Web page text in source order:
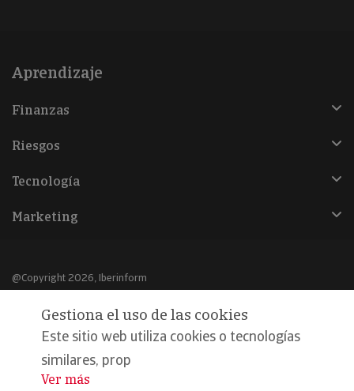
Aprendizaje
Finanzas
Riesgos
Tecnología
Marketing
@Copyright 2026, Iberinform
Aviso legal
Política de cookies
Declaración de privacidad
Gestiona el uso de las cookies
Este sitio web utiliza cookies o tecnologías
similares, prop
...
Ver más